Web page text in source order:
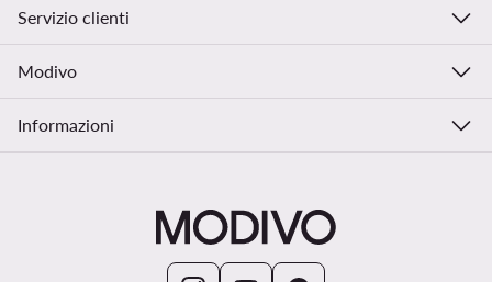
Servizio clienti
Modivo
Informazioni